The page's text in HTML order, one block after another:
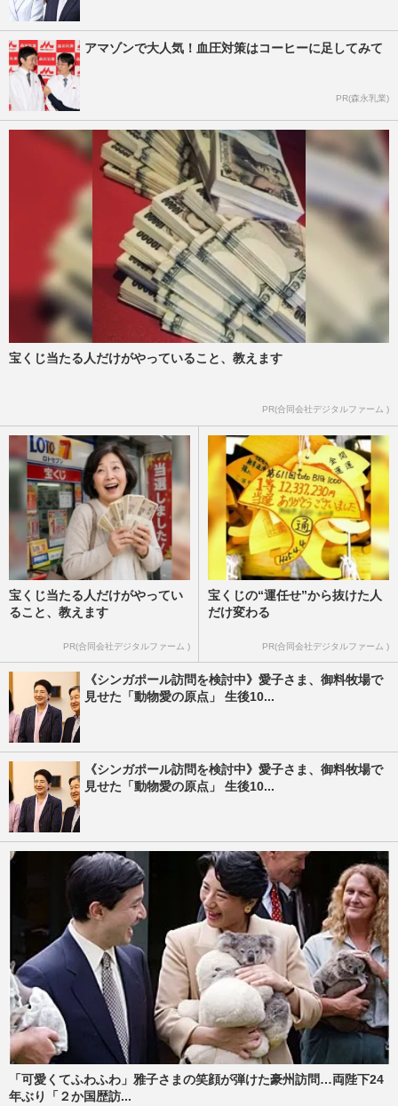
アマゾンで大人気！血圧対策はコーヒーに足してみて
PR(森永乳業)
宝くじ当たる人だけがやっていること、教えます
PR(合同会社デジタルファーム )
宝くじ当たる人だけがやってい
ること、教えます
PR(合同会社デジタルファーム )
宝くじの“運任せ”から抜けた人
だけ変わる
PR(合同会社デジタルファーム )
《シンガポール訪問を検討中》愛子さま、御料牧場で
見せた「動物愛の原点」 生後10...
《シンガポール訪問を検討中》愛子さま、御料牧場で
見せた「動物愛の原点」 生後10...
「可愛くてふわふわ」雅子さまの笑顔が弾けた豪州訪問…両陛下24
年ぶり「２か国歴訪...